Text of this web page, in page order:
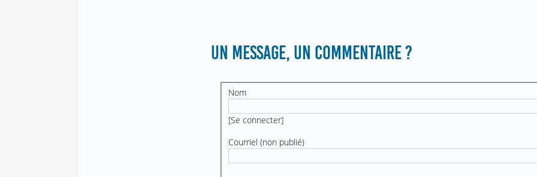
UN MESSAGE, UN COMMENTAIRE ?
Nom
[Se connecter]
Courriel (non publié)